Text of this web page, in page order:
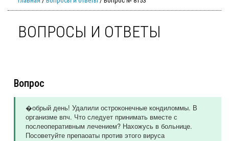
ВОПРОСЫ И ОТВЕТЫ
Вопрос
�обрый день! Удалили остроконечные кондиломмы. В
организме впч. Что следует принимать вместе с
послеоперативным лечением? Нахожусь в больнице.
Посоветуйте препаоаты против этого вируса